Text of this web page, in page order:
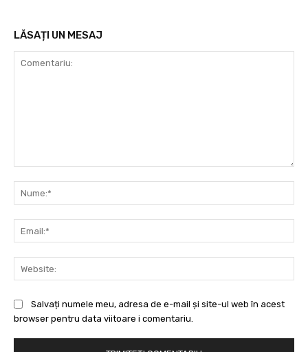
LĂSAȚI UN MESAJ
Salvați numele meu, adresa de e-mail și site-ul web în acest
browser pentru data viitoare i comentariu.